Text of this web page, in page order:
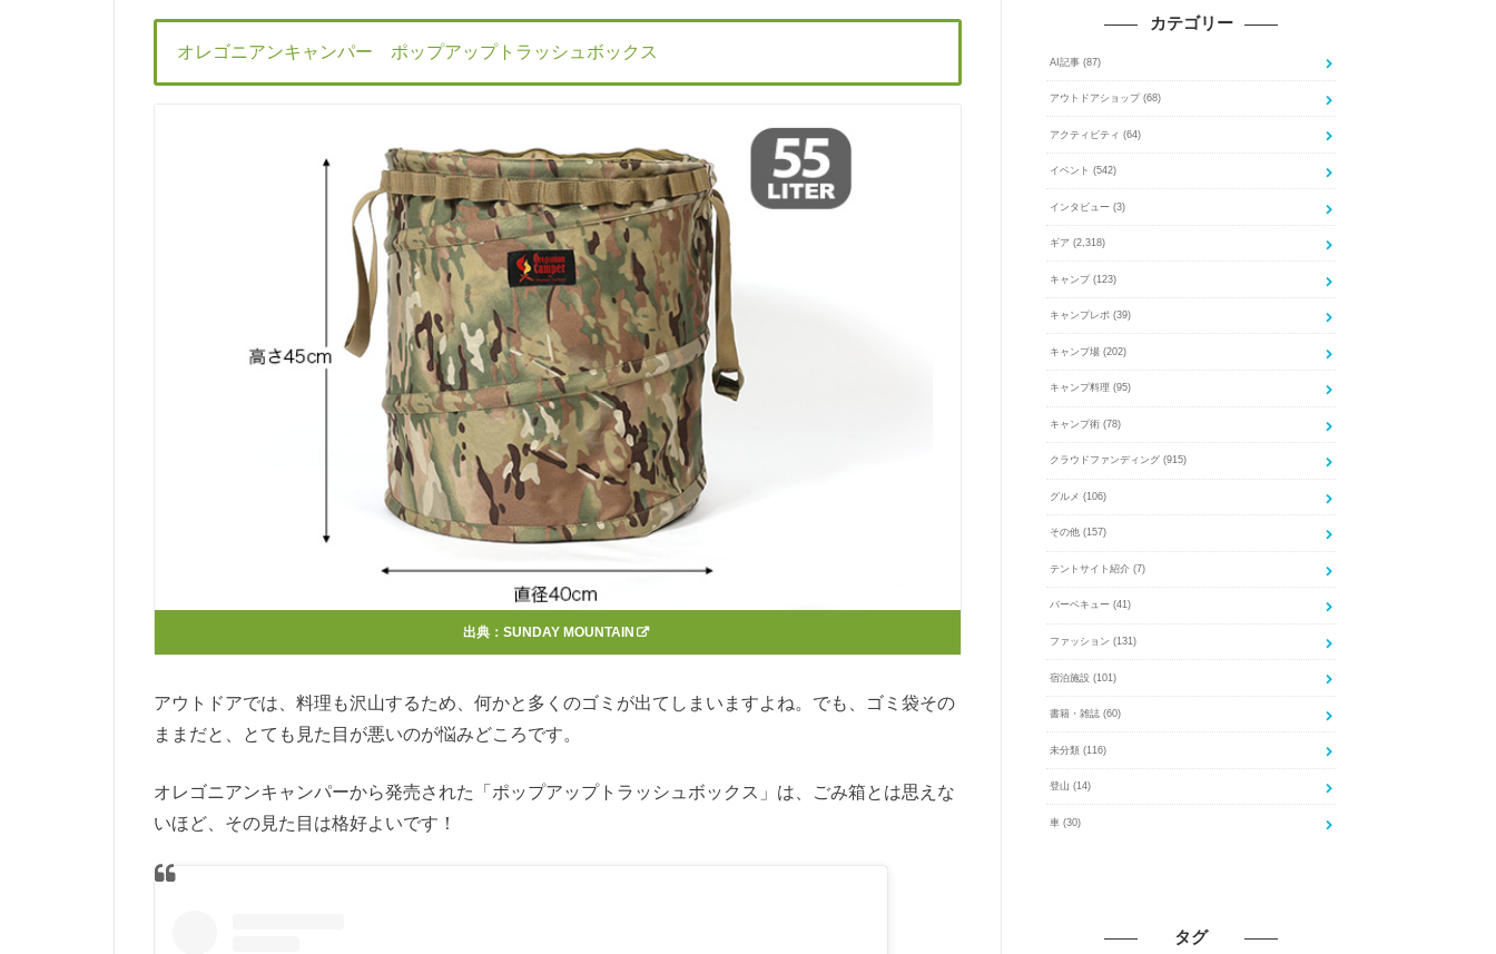
オレゴニアンキャンパー ポップアップトラッシュボックス
出典：SUNDAY MOUNTAIN
アウトドアでは、料理も沢山するため、何かと多くのゴミが出てしまいますよね。でも、ゴミ袋その
ままだと、とても見た目が悪いのが悩みどころです。
オレゴニアンキャンパーから発売された「ポップアップトラッシュボックス」は、ごみ箱とは思えな
いほど、その見た目は格好よいです！
カテゴリー
AI記事 (87)
アウトドアショップ (68)
アクティビティ (64)
イベント (542)
インタビュー (3)
ギア (2,318)
キャンプ (123)
キャンプレポ (39)
キャンプ場 (202)
キャンプ料理 (95)
キャンプ術 (78)
クラウドファンディング (915)
グルメ (106)
その他 (157)
テントサイト紹介 (7)
バーベキュー (41)
ファッション (131)
宿泊施設 (101)
書籍・雑誌 (60)
未分類 (116)
登山 (14)
車 (30)
タグ